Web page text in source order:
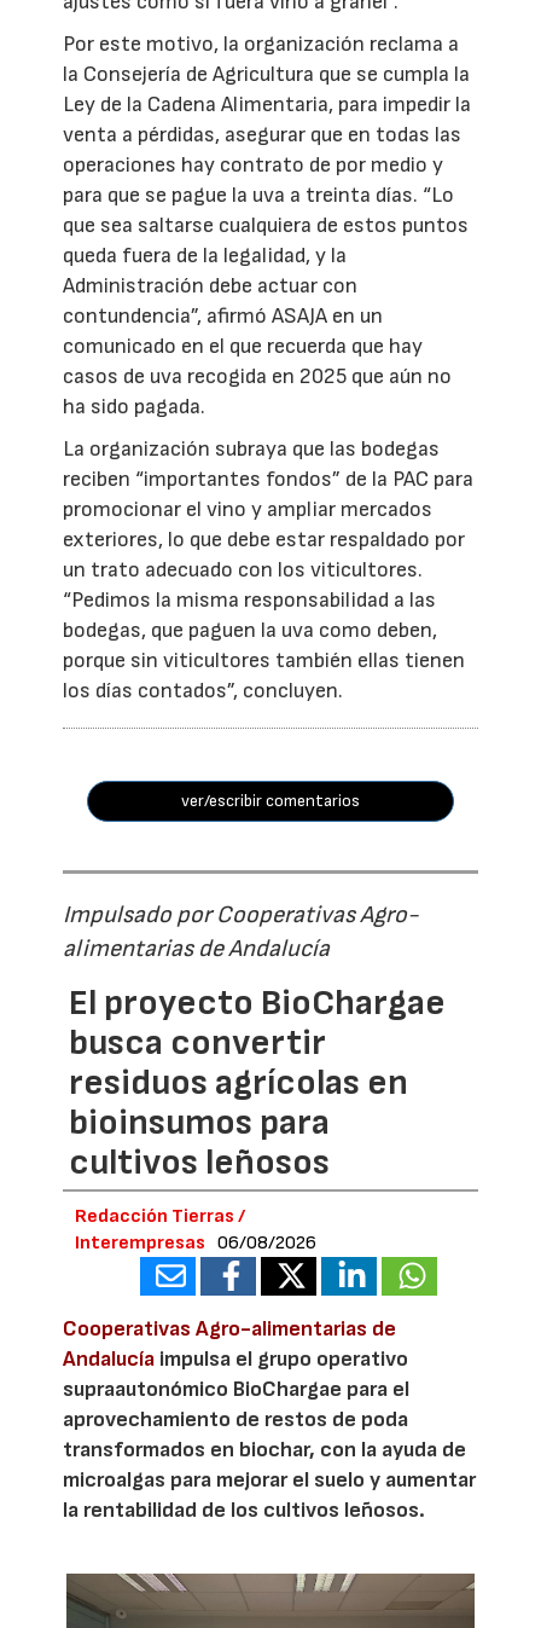
Por este motivo, la organización reclama a
la Consejería de Agricultura que se cumpla la
Ley de la Cadena Alimentaria, para impedir la
venta a pérdidas, asegurar que en todas las
operaciones hay contrato de por medio y
para que se pague la uva a treinta días. “Lo
que sea saltarse cualquiera de estos puntos
queda fuera de la legalidad, y la
Administración debe actuar con
contundencia”, afirmó ASAJA en un
comunicado en el que recuerda que hay
casos de uva recogida en 2025 que aún no
ha sido pagada.
La organización subraya que las bodegas
reciben “importantes fondos” de la PAC para
promocionar el vino y ampliar mercados
exteriores, lo que debe estar respaldado por
un trato adecuado con los viticultores.
“Pedimos la misma responsabilidad a las
bodegas, que paguen la uva como deben,
porque sin viticultores también ellas tienen
los días contados”, concluyen.
ver/escribir comentarios
Impulsado por Cooperativas Agro-
alimentarias de Andalucía
El proyecto BioChargae
busca convertir
residuos agrícolas en
bioinsumos para
cultivos leñosos
Redacción Tierras /
Interempresas
06/08/2026
Cooperativas Agro-alimentarias de
Andalucía impulsa el grupo operativo
supraautonómico BioChargae para el
aprovechamiento de restos de poda
transformados en biochar, con la ayuda de
microalgas para mejorar el suelo y aumentar
la rentabilidad de los cultivos leñosos.